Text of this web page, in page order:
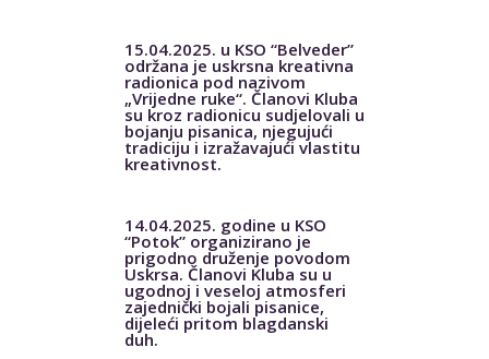
15.04.2025. u KSO “Belveder”
održana je uskrsna kreativna
radionica pod nazivom
„Vrijedne ruke“. Članovi Kluba
su kroz radionicu sudjelovali u
bojanju pisanica, njegujući
tradiciju i izražavajući vlastitu
kreativnost.
14.04.2025. godine u KSO
“Potok” organizirano je
prigodno druženje povodom
Uskrsa. Članovi Kluba su u
ugodnoj i veseloj atmosferi
zajednički bojali pisanice,
dijeleći pritom blagdanski
duh.